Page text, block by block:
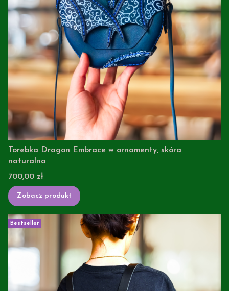
Torebka Dragon Embrace w ornamenty, skóra
naturalna
Cena
700,00 zł
Zobacz produkt
Bestseller